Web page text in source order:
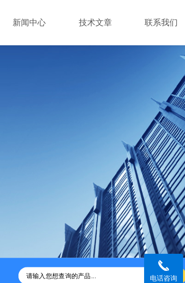
新闻中心 技术文章 联系我们
ZP31B-41B旋转式压片机供应 GZPX370高速旋转式
电话咨询